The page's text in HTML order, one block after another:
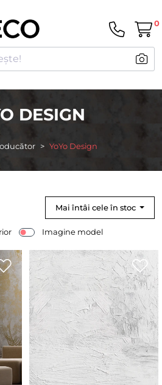
0
DESIGN
YoYo Design
Mai întâi cele în stoc
Imagine model